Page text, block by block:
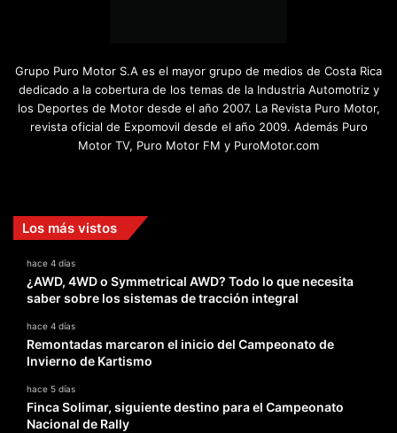
Grupo Puro Motor S.A es el mayor grupo de medios de Costa Rica
dedicado a la cobertura de los temas de la Industria Automotriz y
los Deportes de Motor desde el año 2007. La Revista Puro Motor,
revista oficial de Expomovil desde el año 2009. Además Puro
Motor TV, Puro Motor FM y PuroMotor.com
Los más vistos
hace 4 días
¿AWD, 4WD o Symmetrical AWD? Todo lo que necesita
saber sobre los sistemas de tracción integral
hace 4 días
Remontadas marcaron el inicio del Campeonato de
Invierno de Kartismo
hace 5 días
Finca Solimar, siguiente destino para el Campeonato
Nacional de Rally